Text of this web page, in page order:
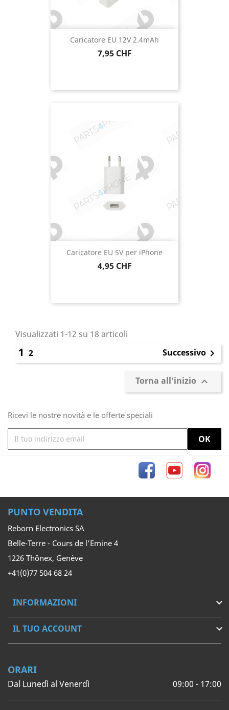
Caricatore EU 12V 2.4mAh
Prezzo
7,95 CHF
Caricatore EU 5V per iPhone
Prezzo
4,95 CHF
Visualizzati 1-12 su 18 articoli
1 2 Successivo 
Torna all'inizio 
Ricevi le nostre novità e le offerte speciali
FacebookYouTube
PUNTO VENDITA
Reborn Electronics SA
Belle-Terre - Cours de l’Emine 4
1226 Thônex, Genève
+41(0)77 504 68 24
INFORMAZIONI 
IL TUO ACCOUNT 
ORARI
Dal Lunedì al Venerdì 09:00 - 17:00